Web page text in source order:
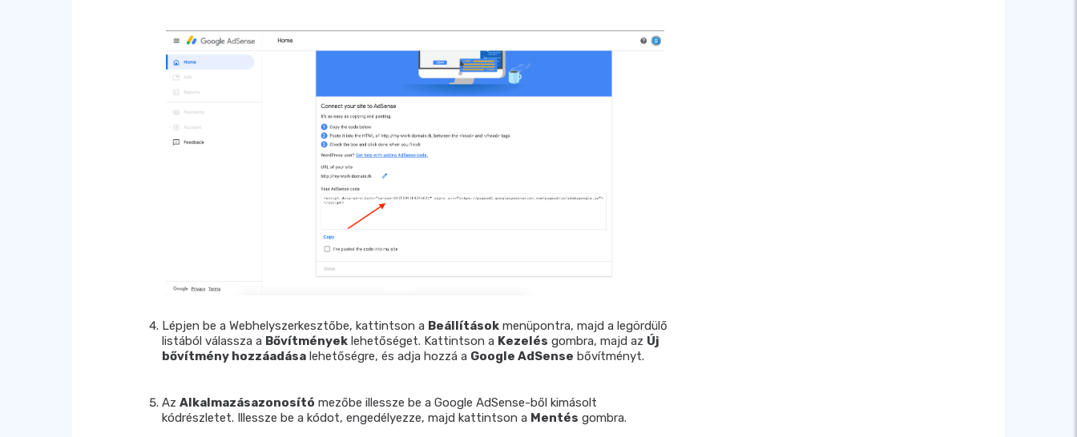
Lépjen be a Webhelyszerkesztőbe, kattintson a Beállítások menüpontra, majd a legördülő
listából válassza a Bővítmények lehetőséget. Kattintson a Kezelés gombra, majd az Új
bővítmény hozzáadása lehetőségre, és adja hozzá a Google AdSense bővítményt.
Az Alkalmazásazonosító mezőbe illessze be a Google AdSense-ből kimásolt
kódrészletet. Illessze be a kódot, engedélyezze, majd kattintson a Mentés gombra.